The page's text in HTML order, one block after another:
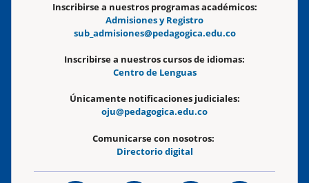
Inscribirse a nuestros programas académicos:
Admisiones y Registro
sub_admisiones@pedagogica.edu.co
Inscribirse a nuestros cursos de idiomas:
Centro de Lenguas
Únicamente notificaciones judiciales:
oju@pedagogica.edu.co
Comunicarse con nosotros:
Directorio digital